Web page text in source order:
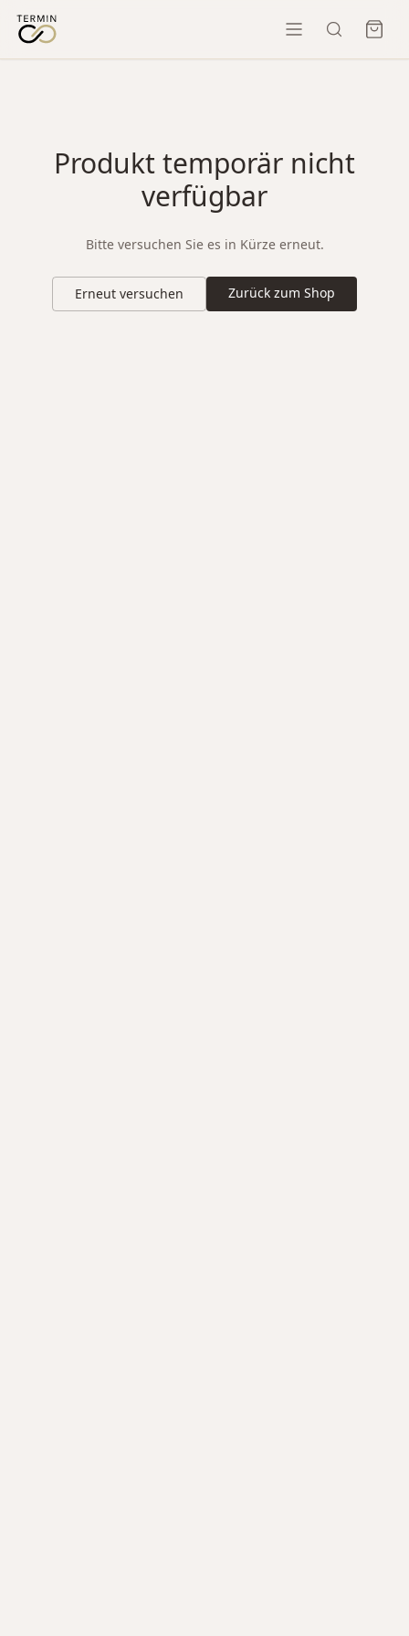
Produkt temporär nicht
verfügbar
Bitte versuchen Sie es in Kürze erneut.
Erneut versuchen Zurück zum Shop